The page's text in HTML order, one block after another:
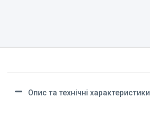
Опис та технічні характеристики